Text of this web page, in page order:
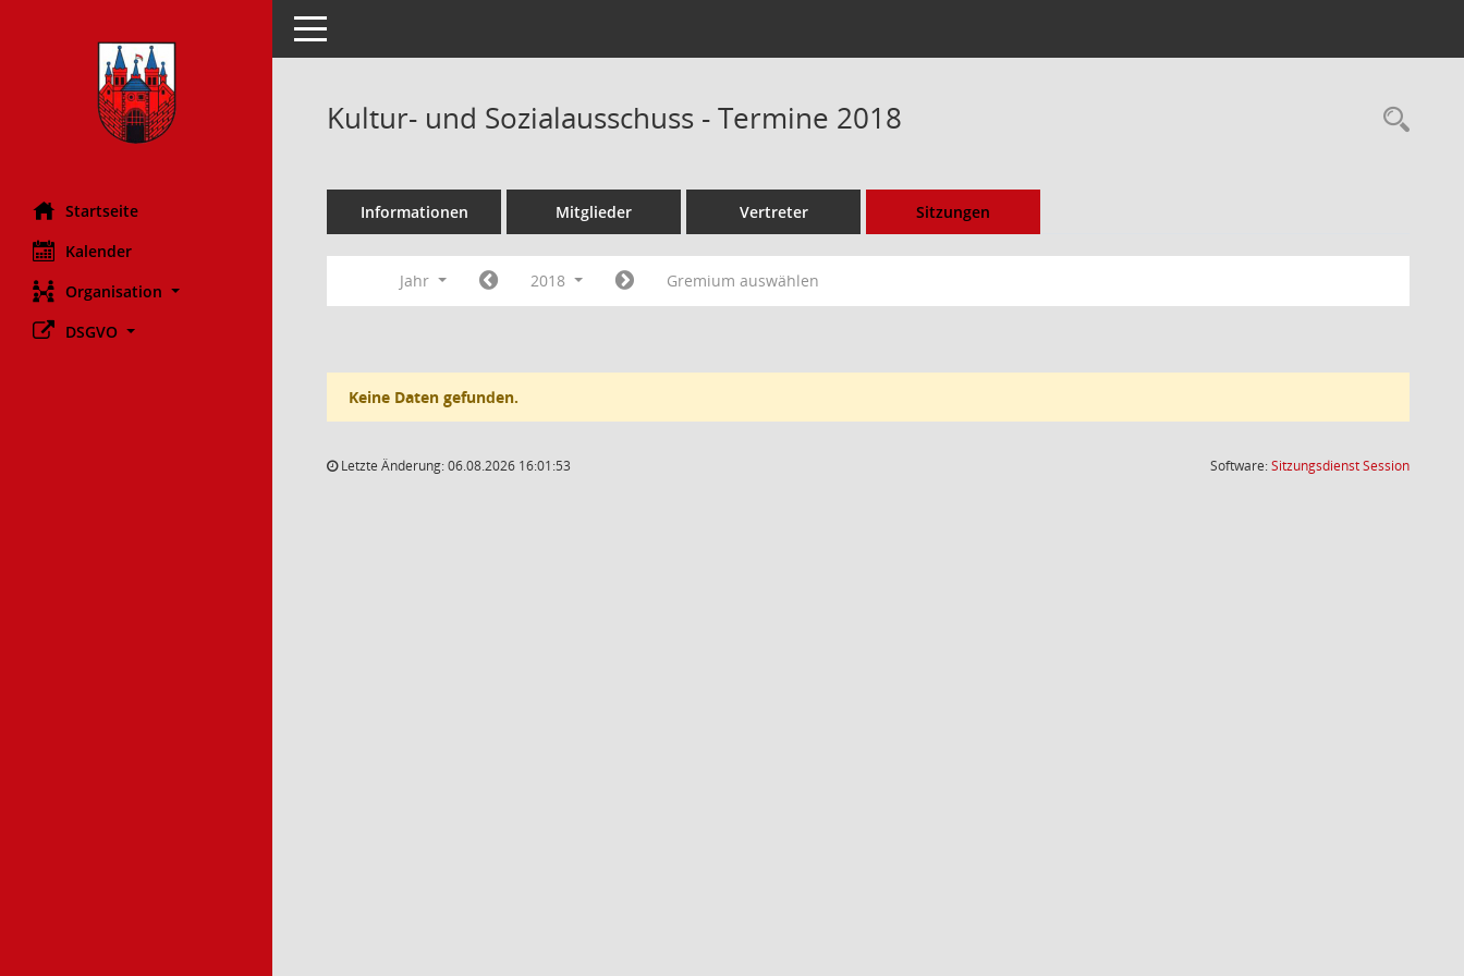
Startseite
Kalender
Organisation
DSGVO
Toggle navigation
Kultur- und Sozialausschuss - Termine 2018
Informationen Mitglieder Vertreter Sitzungen
Jahr 2018 Gremium auswählen
Keine Daten gefunden.
Letzte Änderung: 06.08.2026 16:01:53 Software:SitzungsdienstSession(Wird in